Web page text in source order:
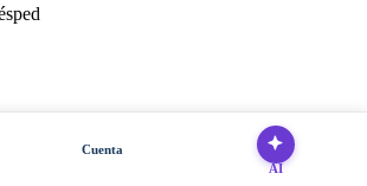
Cuenta
AI